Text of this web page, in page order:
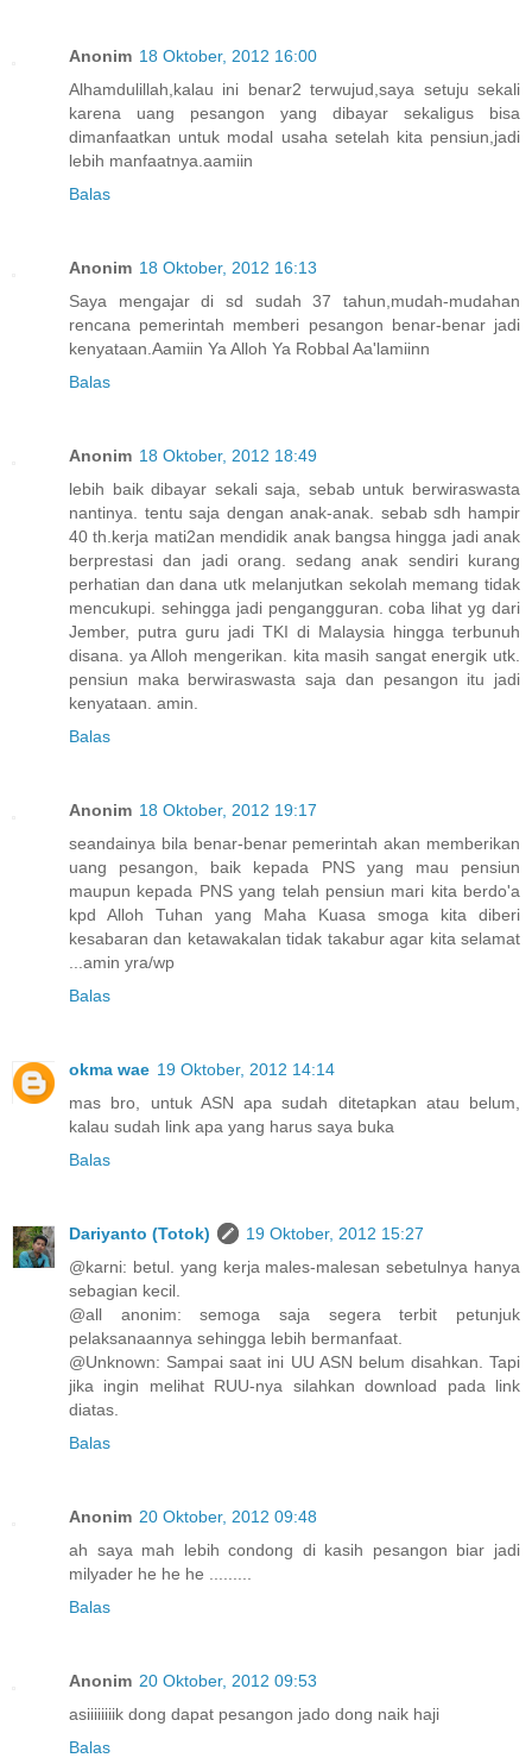
Anonim 18 Oktober, 2012 16:00
Alhamdulillah,kalau ini benar2 terwujud,saya setuju sekali
karena uang pesangon yang dibayar sekaligus bisa
dimanfaatkan untuk modal usaha setelah kita pensiun,jadi
lebih manfaatnya.aamiin
Balas
Anonim 18 Oktober, 2012 16:13
Saya mengajar di sd sudah 37 tahun,mudah-mudahan
rencana pemerintah memberi pesangon benar-benar jadi
kenyataan.Aamiin Ya Alloh Ya Robbal Aa'lamiinn
Balas
Anonim 18 Oktober, 2012 18:49
lebih baik dibayar sekali saja, sebab untuk berwiraswasta
nantinya. tentu saja dengan anak-anak. sebab sdh hampir
40 th.kerja mati2an mendidik anak bangsa hingga jadi anak
berprestasi dan jadi orang. sedang anak sendiri kurang
perhatian dan dana utk melanjutkan sekolah memang tidak
mencukupi. sehingga jadi pengangguran. coba lihat yg dari
Jember, putra guru jadi TKI di Malaysia hingga terbunuh
disana. ya Alloh mengerikan. kita masih sangat energik utk.
pensiun maka berwiraswasta saja dan pesangon itu jadi
kenyataan. amin.
Balas
Anonim 18 Oktober, 2012 19:17
seandainya bila benar-benar pemerintah akan memberikan
uang pesangon, baik kepada PNS yang mau pensiun
maupun kepada PNS yang telah pensiun mari kita berdo'a
kpd Alloh Tuhan yang Maha Kuasa smoga kita diberi
kesabaran dan ketawakalan tidak takabur agar kita selamat
...amin yra/wp
Balas
okma wae 19 Oktober, 2012 14:14
mas bro, untuk ASN apa sudah ditetapkan atau belum,
kalau sudah link apa yang harus saya buka
Balas
Dariyanto (Totok)
19 Oktober, 2012 15:27
@karni: betul. yang kerja males-malesan sebetulnya hanya
sebagian kecil.
@all anonim: semoga saja segera terbit petunjuk
pelaksanaannya sehingga lebih bermanfaat.
@Unknown: Sampai saat ini UU ASN belum disahkan. Tapi
jika ingin melihat RUU-nya silahkan download pada link
diatas.
Balas
Anonim 20 Oktober, 2012 09:48
ah saya mah lebih condong di kasih pesangon biar jadi
milyader he he he .........
Balas
Anonim 20 Oktober, 2012 09:53
asiiiiiiiik dong dapat pesangon jado dong naik haji
Balas